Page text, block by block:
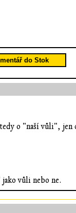
do Stok
o "naší vůli", jen
vůli nebo ne.